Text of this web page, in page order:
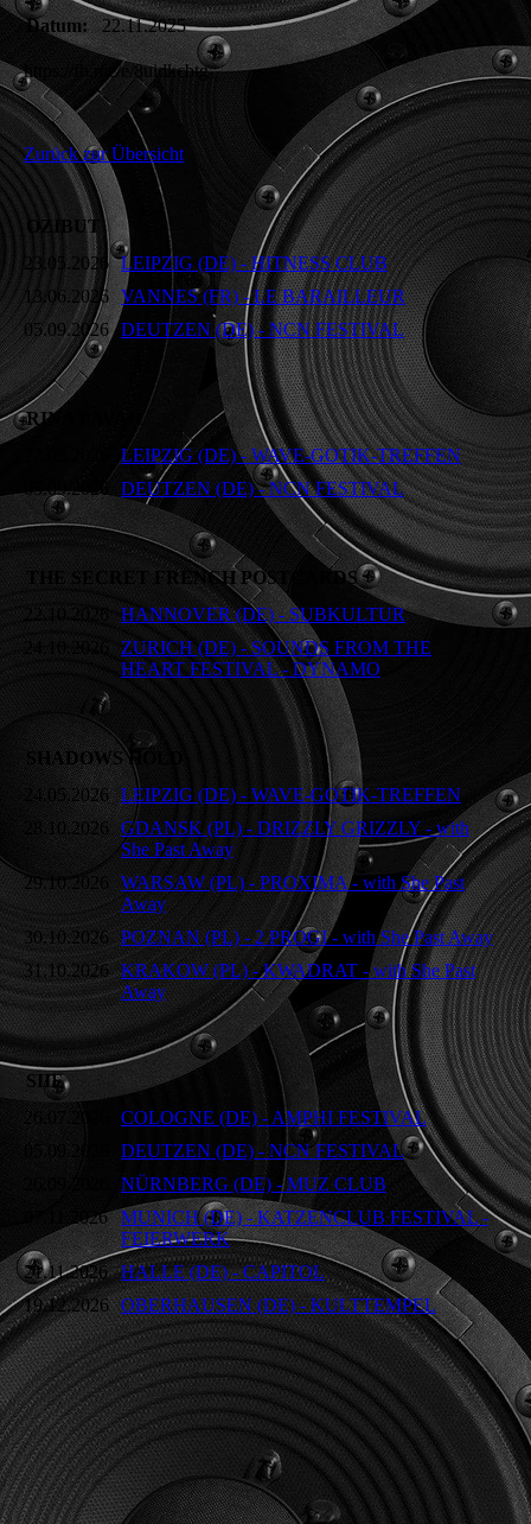
Datum: 22.11.2025
https://fb.me/e/8uidkcbtg
Zurück zur Übersicht
OZIBUT
23.05.2026 LEIPZIG (DE) - HITNESS CLUB
13.06.2026 VANNES (FR) - LE BARAILLEUR
05.09.2026 DEUTZEN (DE) - NCN FESTIVAL
RINA PAVAR
LEIPZIG (DE) - WAVE-GOTIK-TREFFEN
05.09.2026
DEUTZEN (DE) - NCN FESTIVAL
THE SECRET FRENCH POSTCARDS
22.10.2026
HANNOVER (DE) - SUBKULTUR
24.10.2026
ZURICH (DE) - SOUNDS FROM THE
HEART FESTIVAL - DYNAMO
SHADOWS HOLD
24.05.2026
LEIPZIG (DE) - WAVE-GOTIK-TREFFEN
28.10.2026 GDANSK (PL) - DRIZZLY GRIZZLY - with
She Past Away
29.10.2026
WARSAW (PL) - PROXIMA - with She Past
Away
30.10.2026
POZNAN (PL) - 2 PROGI - with She Past Away
31.10.2026 KRAKOW (PL) - KWADRAT - with She Past
Away
SIIE
26.07.2026
COLOGNE (DE) - AMPHI FESTIVAL
05.09.2026
DEUTZEN (DE) - NCN FESTIVAL
NÜRNBERG (DE) - MUZ CLUB
07.11.2026
MUNICH (DE) - KATZENCLUB FESTIVAL -
FEIERWERK
21.11.2026
HALLE (DE) - CAPITOL
19.12.2026 OBERHAUSEN (DE) - KULTTEMPEL